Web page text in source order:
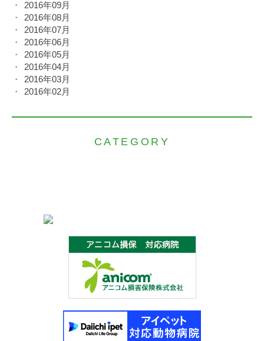
2016年09月
2016年08月
2016年07月
2016年06月
2016年05月
2016年04月
2016年03月
2016年02月
CATEGORY